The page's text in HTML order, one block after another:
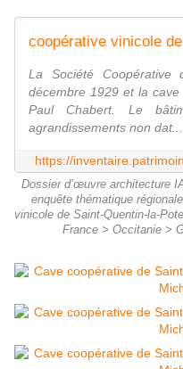
La Société
décembre 1929 et la
Paul Chabert. Le
agrandissements non dat...
https://
Dossier d’œuvre architecture
enquête thématique
vinicole de Saint-Quentin-la-
France > Occitanie >